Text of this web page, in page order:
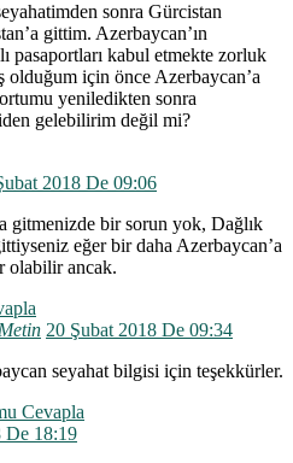
sonra Gürcistan
gittim. Azerbaycan’ın
pasaportları kabul etmekte zorluk
olduğum için önce Azerbaycan’a
yeniledikten sonra
gelebilirim değil mi?
2018 De 09:06
gitmenizde bir sorun yok, Dağlık
eğer bir daha Azerbaycan’a
olabilir ancak.
20 Şubat 2018 De 09:34
seyahat bilgisi için teşekkürler.
Cevapla
De 18:19